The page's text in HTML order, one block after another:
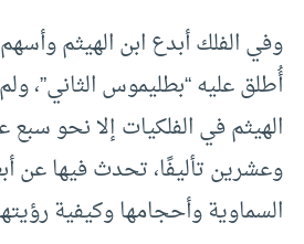
وفي الفلك أبدع ابن الهيثم
أُطلق عليه “بطليموس الثاني”،
الهيثم في الفلكيات إلا نحو سبع
وعشرين تأليفًا، تحدث فيها عن
السماوية وأحجامها وكيفية